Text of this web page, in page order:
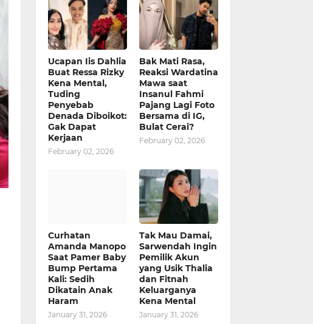
Ucapan Iis Dahlia
Buat Ressa Rizky
Kena Mental,
Tuding
Penyebab
Denada Diboikot:
Gak Dapat
Kerjaan
February 02, 2026
Bak Mati Rasa,
Reaksi Wardatina
Mawa saat
Insanul Fahmi
Pajang Lagi Foto
Bersama di IG,
Bulat Cerai?
February 02, 2026
Curhatan
Amanda Manopo
Saat Pamer Baby
Bump Pertama
Kali: Sedih
Dikatain Anak
Haram
January 31, 2026
Tak Mau Damai,
Sarwendah Ingin
Pemilik Akun
yang Usik Thalia
dan Fitnah
Keluarganya
Kena Mental
January 31, 2026